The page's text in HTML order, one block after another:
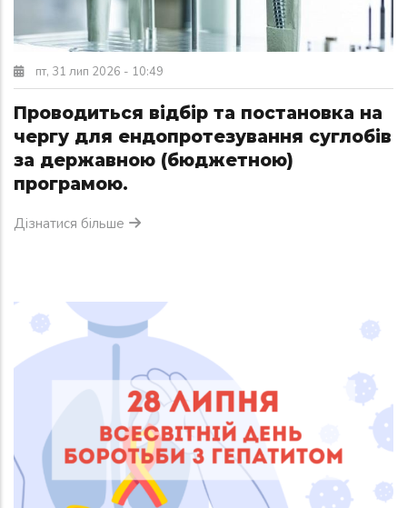
пт, 31 лип 2026 - 10:49
Проводиться відбір та постановка на
чергу для ендопротезування суглобів
за державною (бюджетною)
програмою.
Дізнатися більше